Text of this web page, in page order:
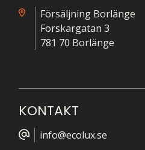
Försäljning Borlänge
Forskargatan 3
781 70 Borlänge
KONTAKT
info@ecolux.se